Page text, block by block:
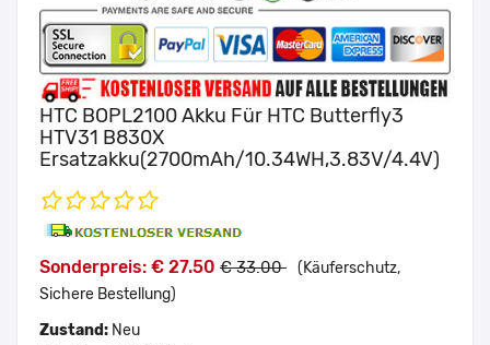
HTC BOPL2100 Akku Für HTC Butterfly3
HTV31 B830X
Ersatzakku(2700mAh/10.34WH,3.83V/4.4V)
Sonderpreis: € 27.50 € 33.00 (Käuferschutz,
Sichere Bestellung)
Zustand: Neu